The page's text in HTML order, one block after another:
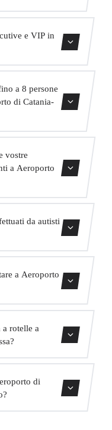
indicarlo al
e VIP in
bilingue e
a 8 persone
di Catania-
gruppi.
vostre
a Aeroporto
prenotazione
da autisti
revisione attuale.
a Aeroporto
rotelle a
prenotazione e
di